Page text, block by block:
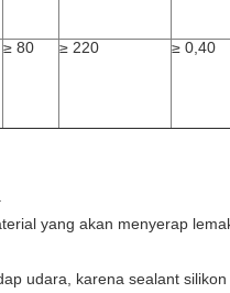
≥ 80 ≥ 220 ≥ 0,40
yang akan menyerap
udara, karena sealant